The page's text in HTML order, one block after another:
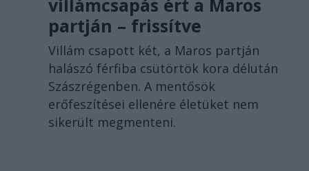
villámcsapás ért a Maros
partján – frissítve
Villám csapott két, a Maros partján
halászó férfiba csütörtök kora délután
Szászrégenben. A mentősök
erőfeszítései ellenére életüket nem
sikerült megmenteni.